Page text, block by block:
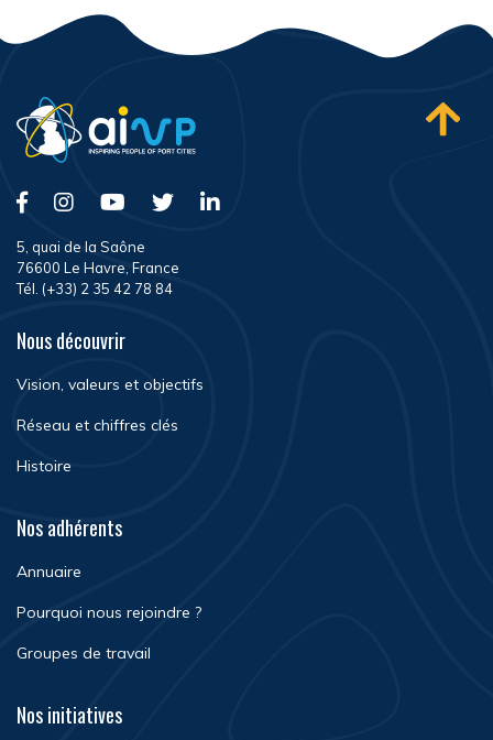
5, quai de la Saône
76600 Le Havre, France
Tél. (+33) 2 35 42 78 84
Nous découvrir
Vision, valeurs et objectifs
Réseau et chiffres clés
Histoire
Nos adhérents
Annuaire
Pourquoi nous rejoindre ?
Groupes de travail
Nos initiatives